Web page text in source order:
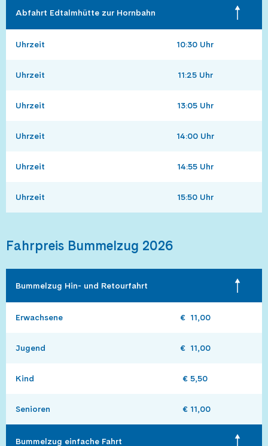
Abfahrt Edtalmhütte zur Hornbahn
Uhrzeit 10:30 Uhr
Uhrzeit 11:25 Uhr
Uhrzeit 13:05 Uhr
Uhrzeit 14:00 Uhr
Uhrzeit 14:55 Uhr
Uhrzeit 15:50 Uhr
Fahrpreis Bummelzug 2026
Bummelzug Hin- und Retourfahrt
Erwachsene €  11,00
Jugend €  11,00
Kind € 5,50
Senioren € 11,00
Bummelzug einfache Fahrt